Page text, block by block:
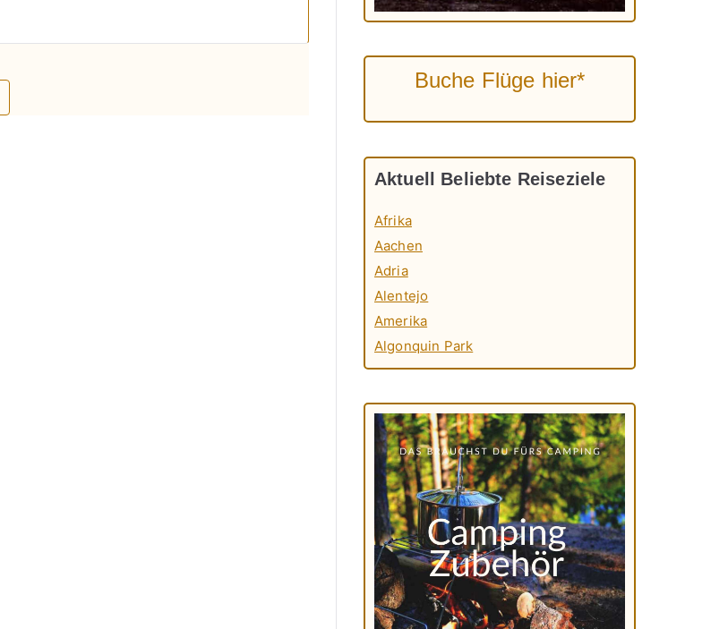
Buche Flüge hier*
Aktuell Beliebte Reiseziele
Afrika
Aachen
Adria
Alentejo
Amerika
Algonquin Park